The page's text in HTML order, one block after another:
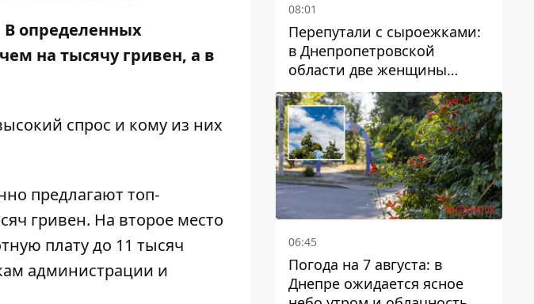
В определенных
на тысячу гривен, а в
спрос и кому из них
предлагают топ-
гривен. На второе место
плату до 11 тысяч
администрации и
08:01
Перепутали с сыроежками:
в Днепропетровской
области две женщины
отравились грибами
06:45
Погода на 7 августа: в
Днепре ожидается ясное